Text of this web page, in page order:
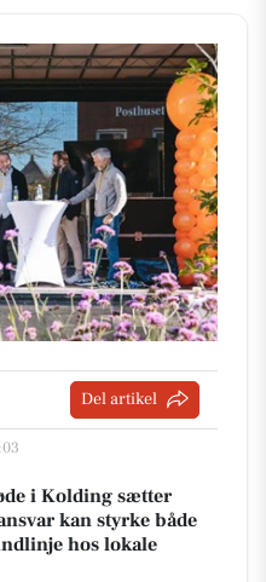
Del artikel
i Kolding sætter
kan styrke både
hos lokale